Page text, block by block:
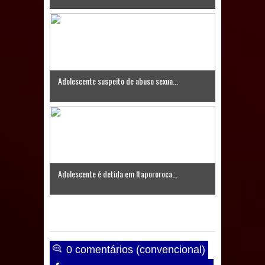
Acolhida e CRAS de Sapé
Dois Gigantes da Poesia Paraibana
inspiram a IV FEIRA LITERÁRIA DO
Vereador Davyd Matias reúne cerca
Adolescente suspeito de abuso sexua...
Adolescente é detida em Itapororoca...
0 comentários (convencional)